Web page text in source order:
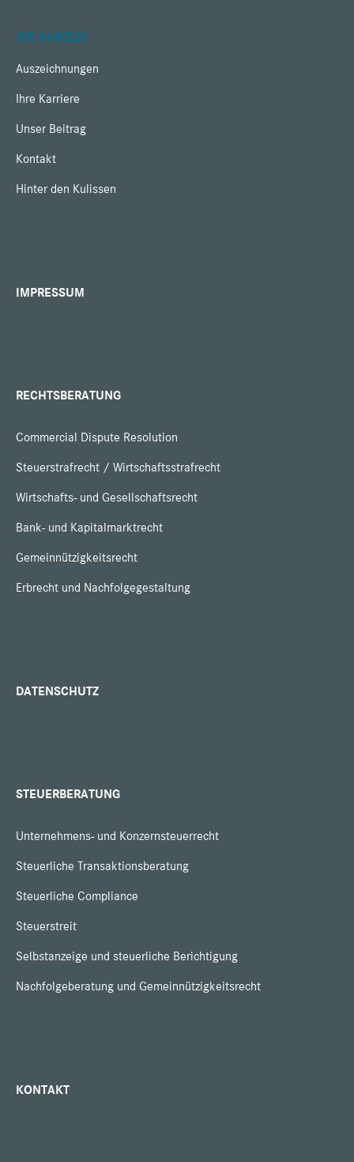
DIE KANZLEI
Auszeichnungen
Ihre Karriere
Unser Beitrag
Kontakt
Hinter den Kulissen
IMPRESSUM
RECHTSBERATUNG
Commercial Dispute Resolution
Steuerstrafrecht / Wirtschaftsstrafrecht
Wirtschafts- und Gesellschaftsrecht
Bank- und Kapitalmarktrecht
Gemeinnützigkeitsrecht
Erbrecht und Nachfolgegestaltung
DATENSCHUTZ
STEUERBERATUNG
Unternehmens- und Konzernsteuerrecht
Steuerliche Transaktionsberatung
Steuerliche Compliance
Steuerstreit
Selbstanzeige und steuerliche Berichtigung
Nachfolgeberatung und Gemeinnützigkeitsrecht
KONTAKT